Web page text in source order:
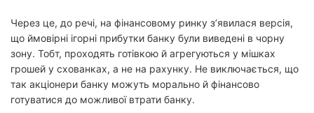
Через це, до речі, на фінансовому ринку з’явилася версія,
що ймовірні ігорні прибутки банку були виведені в чорну
зону. Тобт, проходять готівкою й агрегуються у мішках
грошей у схованках, а не на рахунку. Не виключається, що
так акціонери банку можуть морально й фінансово
готуватися до можливої втрати банку.